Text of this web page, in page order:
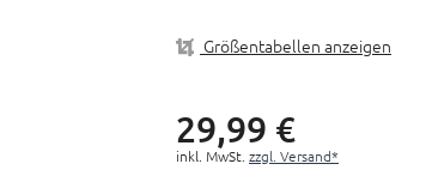
Größentabellen anzeigen
29,99 €
inkl. MwSt. zzgl. Versand*